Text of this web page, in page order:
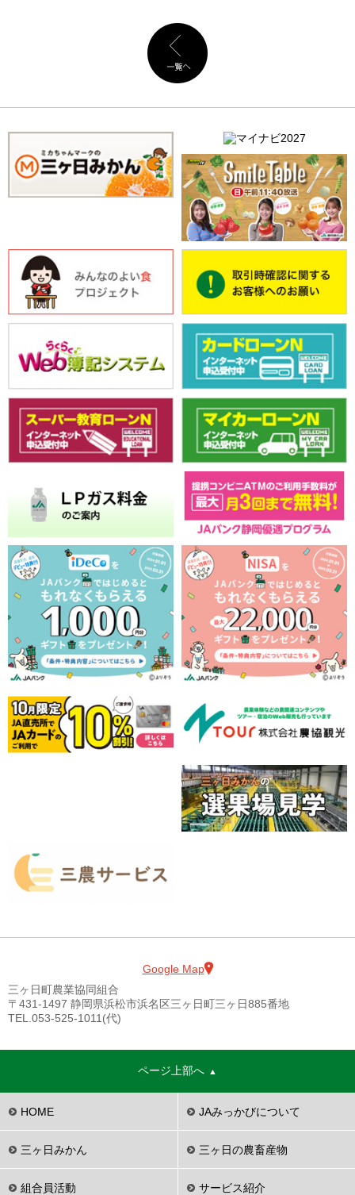
Google Map
三ヶ日町農業協同組合
〒431-1497 静岡県浜松市浜名区三ヶ日町三ヶ日885番地
TEL.053-525-1011(代)
ページ上部へ
HOME JAみっかびについて
三ヶ日みかん 三ヶ日の農畜産物
組合員活動 サービス紹介